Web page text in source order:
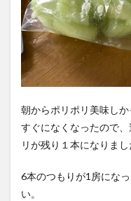
朝からポリポリ美味しか
すぐになくなったので
リが残り１本になりまし
6本のつもりが1房にな
い。